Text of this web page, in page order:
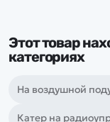
Этот товар
категориях
На воздушной
Катер на